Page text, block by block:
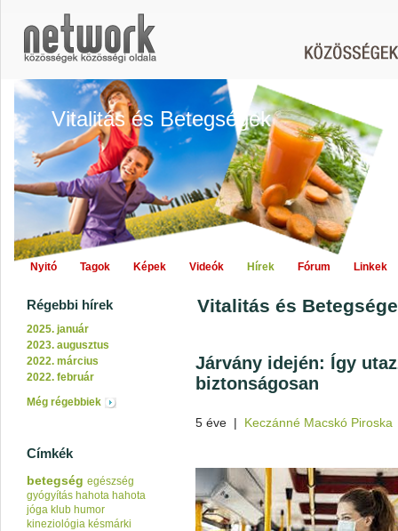
Vitalitás és Betegségek
Nyitó Tagok Képek Videók Hírek Fórum Linkek
Régebbi hírek
2025. január
2023. augusztus
2022. március
2022. február
Még régebbiek
Címkék
betegség egészség
gyógyítás hahota hahota
jóga klub humor
kineziológia késmárki
Vitalitás és
Járvány idején: Így
biztonságosan
5 éve | Keczánné Macskó Piroska